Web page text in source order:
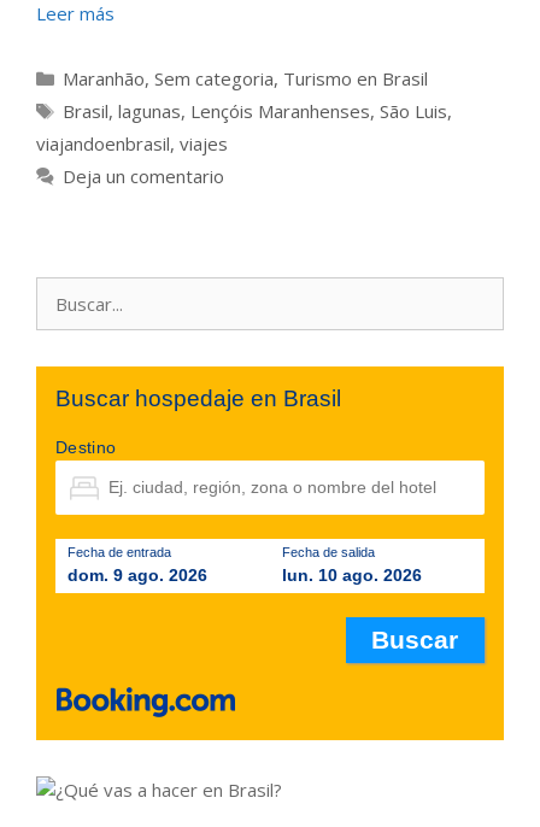
Leer más
Categorías
Maranhão, Sem categoria, Turismo en Brasil
Etiquetas
Brasil, lagunas, Lençóis Maranhenses, São Luis,
viajandoenbrasil, viajes
Deja un comentario
Buscar hospedaje en Brasil
Destino
Fecha de entrada
dom. 9 ago. 2026
Fecha de salida
lun. 10 ago. 2026